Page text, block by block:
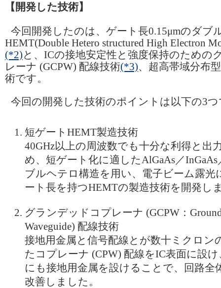
【開発した技術】
今回開発したのは、ゲート長0.15μmのダブ
HEMT(Double Hetero structured High Electron
(*2)と、ICの接地安定性と強度保持のための
レーナ (GCPW) 配線技術(*3)、超高帯域分布
術です。
今回の開発した技術のポイントは以下の3
短ゲートHEMT製造技術
40GHz以上の周波数でも十分な利得と出
め、短ゲート化に適したAlGaAs／InGaAs
ブルヘテロ構造を用い、電子ビーム露光
ート長を持つHEMTの製造技術を開発し
グランデッドコプレーナ (GCPW：
Waveguide) 配線技術
接地用金属と信号配線とが数十ミクロン
たコプレーナ (CPW) 配線をIC表面に設
にも接地用金属を設けることで、回路全
改善しました。